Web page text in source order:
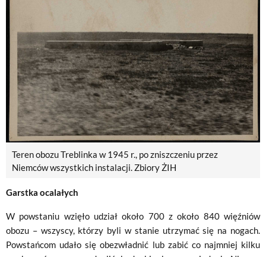
Teren obozu Treblinka w 1945 r., po zniszczeniu przez
Niemców wszystkich instalacji. Zbiory ŻIH
Garstka ocalałych
W powstaniu wzięło udział około 700 z około 840 więźniów
obozu – wszyscy, którzy byli w stanie utrzymać się na nogach.
Powstańcom udało się obezwładnić lub zabić co najmniej kilku